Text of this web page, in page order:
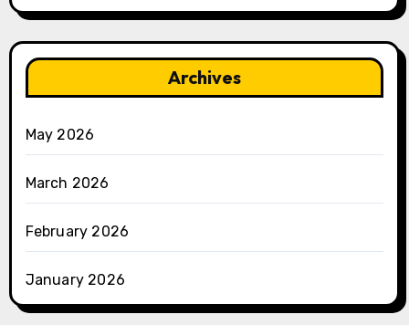
Archives
May 2026
March 2026
February 2026
January 2026